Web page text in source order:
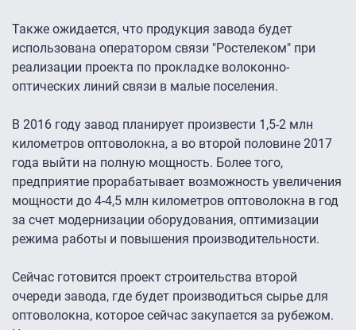
Также ожидается, что продукция завода будет
использована оператором связи "Ростелеком" при
реализации проекта по прокладке волоконно-
оптических линий связи в малые поселения.
В 2016 году завод планирует произвести 1,5-2 млн
километров оптоволокна, а во второй половине 2017
года выйти на полную мощность. Более того,
предприятие прорабатывает возможность увеличения
мощности до 4-4,5 млн километров оптоволокна в год
за счет модернизации оборудования, оптимизации
режима работы и повышения производительности.
Сейчас готовится проект строительства второй
очереди завода, где будет производиться сырье для
оптоволокна, которое сейчас закупается за рубежом.